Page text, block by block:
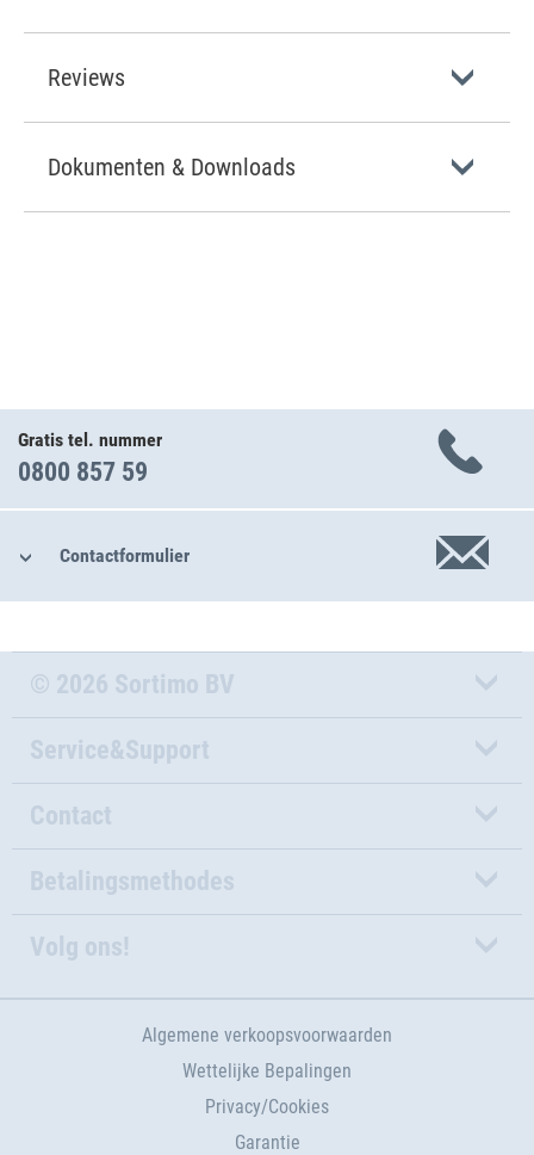
Reviews
Dokumenten & Downloads
Gratis tel. nummer
0800 857 59
Contactformulier
© 2026 Sortimo BV
Service&Support
Contact
Betalingsmethodes
Volg ons!
Algemene verkoopsvoorwaarden
Wettelijke Bepalingen
Privacy/Cookies
Garantie